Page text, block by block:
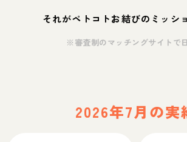
それがペトコトお結びのミッシ
※審査制のマッチングサイトで
2026年7月の実